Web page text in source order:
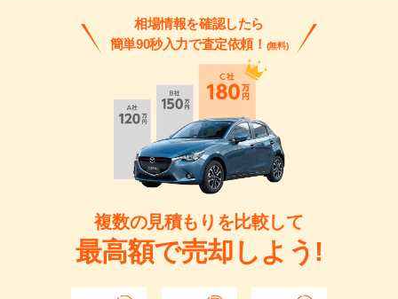
相場情報を確認したら
簡単90秒入力で査定依頼！ (無料)
複数の見積もりを比較して
最高額で売却しよう!